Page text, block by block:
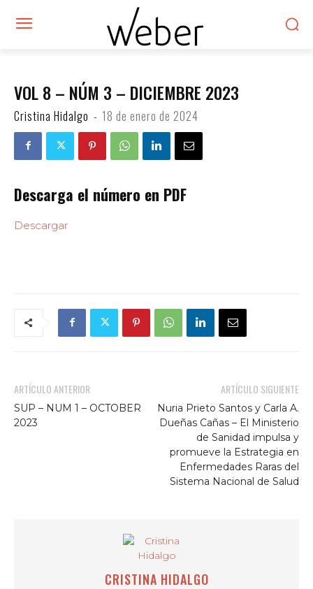
VOL 8 – NÚM 3 – DICIEMBRE 2023
Cristina Hidalgo - 18 de enero de 2024
Descarga el número en PDF
Descargar
ARTÍCULO ANTERIOR
SUP – NUM 1 – OCTOBER
2023
ARTÍCULO SIGUIENTE
Nuria Prieto Santos y Carla A.
Dueñas Cañas – El Ministerio
de Sanidad impulsa y
promueve la Estrategia en
Enfermedades Raras del
Sistema Nacional de Salud
CRISTINA HIDALGO